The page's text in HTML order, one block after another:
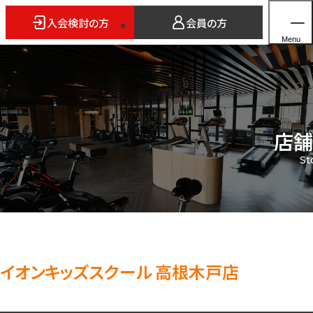
入会検討の方 会員の方
Menu
ホーム
店舗検索
5つのスタイル
3FITとは
店
イオンキッズスクール 高根木戸店